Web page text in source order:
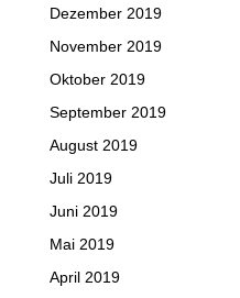
Dezember 2019
November 2019
Oktober 2019
September 2019
August 2019
Juli 2019
Juni 2019
Mai 2019
April 2019